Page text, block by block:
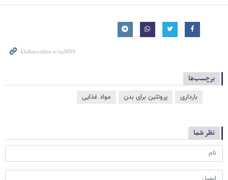
برچسب‌ها
بارداری پروتئین برای بدن مواد غذایی
نظر شما